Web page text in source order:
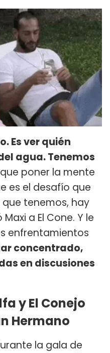
Es ver quién
agua. Tenemos
poner la mente
es el desafío que
tenemos, hay
a El Cone. Y le
enfrentamientos
concentrado,
en discusiones
y El Conejo
Hermano
la gala de